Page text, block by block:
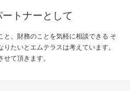
トナーとして
と、財務のことを気軽に相談できる そ
たいとエムテラスは考えています。
て頂きます。